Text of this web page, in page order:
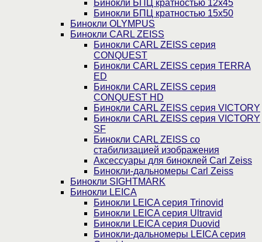
Бинокли БПЦ кратностью 12х45
Бинокли БПЦ кратностью 15х50
Бинокли OLYMPUS
Бинокли CARL ZEISS
Бинокли CARL ZEISS серия
CONQUEST
Бинокли CARL ZEISS серия TERRA
ED
Бинокли CARL ZEISS серия
CONQUEST HD
Бинокли CARL ZEISS серия VICTORY
Бинокли CARL ZEISS серия VICTORY
SF
Бинокли CARL ZEISS со
стабилизацией изображения
Аксессуары для биноклей Carl Zeiss
Бинокли-дальномеры Carl Zeiss
Бинокли SIGHTMARK
Бинокли LEICA
Бинокли LEICA серия Trinovid
Бинокли LEICA серия Ultravid
Бинокли LEICA серия Duovid
Бинокли-дальномеры LEICA серия